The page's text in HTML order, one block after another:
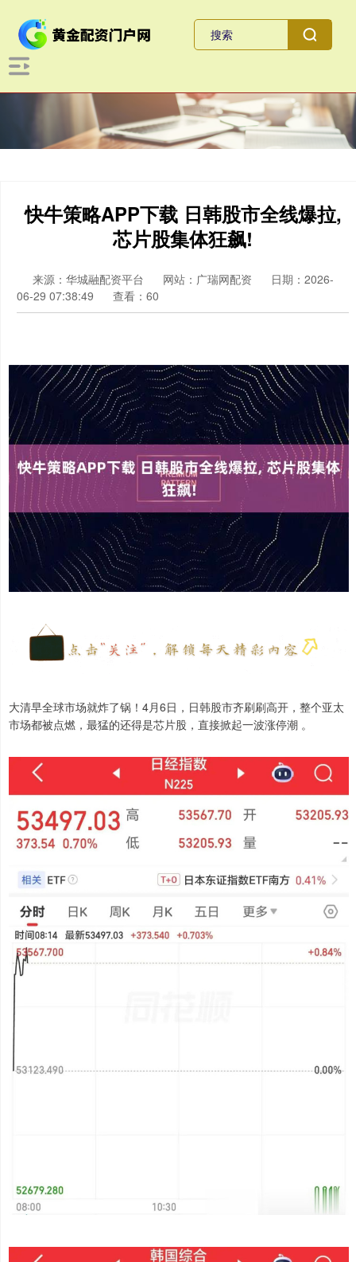
快牛策略APP下载 日韩股市全线爆拉,
芯片股集体狂飙!
来源：华城融配资平台 网站：广瑞网配资
日期：2026-
06-29 07:38:49
查看：60
大清早全球市场就炸了锅！4月6日，日韩股市齐刷刷高开，整个亚太
市场都被点燃，最猛的还得是芯片股，直接掀起一波涨停潮 。